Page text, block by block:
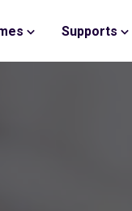
Supports